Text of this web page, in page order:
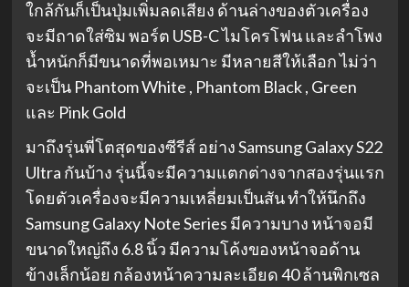
ใกล้กันก็เป็นปุ่มเพิ่มลดเสียง ด้านล่างของตัวเครื่อง
จะมีถาดใส่ซิม พอร์ต USB-C ไมโครโฟน และลำโพง
น้ำหนักก็มีขนาดที่พอเหมาะ มีหลายสีให้เลือก ไม่ว่า
จะเป็น Phantom White , Phantom Black , Green
และ Pink Gold
มาถึงรุ่นพี่โตสุดของซีรีส์ อย่าง Samsung Galaxy S22
Ultra กันบ้าง รุ่นนี้จะมีความแตกต่างจากสองรุ่นแรก
โดยตัวเครื่องจะมีความเหลี่ยมเป็นสัน ทำให้นึกถึง
Samsung Galaxy Note Series มีความบาง หน้าจอมี
ขนาดใหญ่ถึง 6.8 นิ้ว มีความโค้งของหน้าจอด้าน
ข้างเล็กน้อย กล้องหน้าความละเอียด 40 ล้านพิกเซล